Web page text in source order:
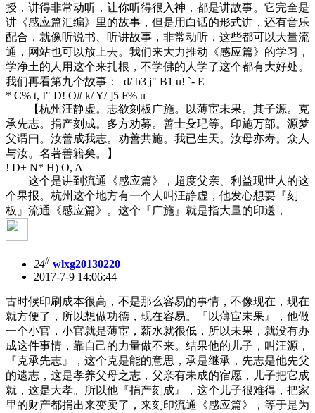
授，讲得非常动听，让你听得很入神，都是讲故事。它完全是
讲《感应篇汇编》里的故事，但是用白话的形式讲，还有音乐
配合，就像听说书、听讲故事，非常动听，这些都可以大量流
通，网站也可以放上去。我们来大力推动《感应篇》的学习，
学净土的人用这个来扎根，不学佛的人学了这个都有大好处。
我们再看第九个故事：
d/ b3 j" B1 u! `- E
* C% t, I" D! O# k/ Y/ ]5 F% u
【杭州汪静虚。志欲刻板广施。以薄宦未果。其子源。克
承先志。捐产刻成。多方劝募。善士殳玘等。印施万部。源梦
父谓曰。汝善成我志。劝善共施。我已生天。汝母亦寿。众人
与汝。名著善籍矣。】
! D+ N* H) O, A
这个是讲到流通《感应篇》，超度父亲、利益现世人的这
个果报。杭州这个地方有一个人叫汪静虚，他发心想要『刻
板』流通《感应篇》。这个『广施』就是指大量的印送，
24# wlxg20130220
2017-7-9 14:06:44
古时候印刷成本很高，不是那么容易的事情，不像现在，现在
就方便了，所以想做功德，现在容易。『以薄宦未果』，他做
一个小官，小官就是薄宦，薪水就很低，所以未果，就没有办
成这件事情，靠自己的力量做不来。结果他的儿子，叫汪源，
『克承先志』，这个克是能的意思，承是继承，先志是他先父
的遗志，这是孝养父母之志，父亲有未成的宿愿，儿子把它成
就，这是大孝。所以他『捐产刻成』，这个儿子很难得，把家
里的财产都捐出来变卖了，来刻印流通《感应篇》，等于是为